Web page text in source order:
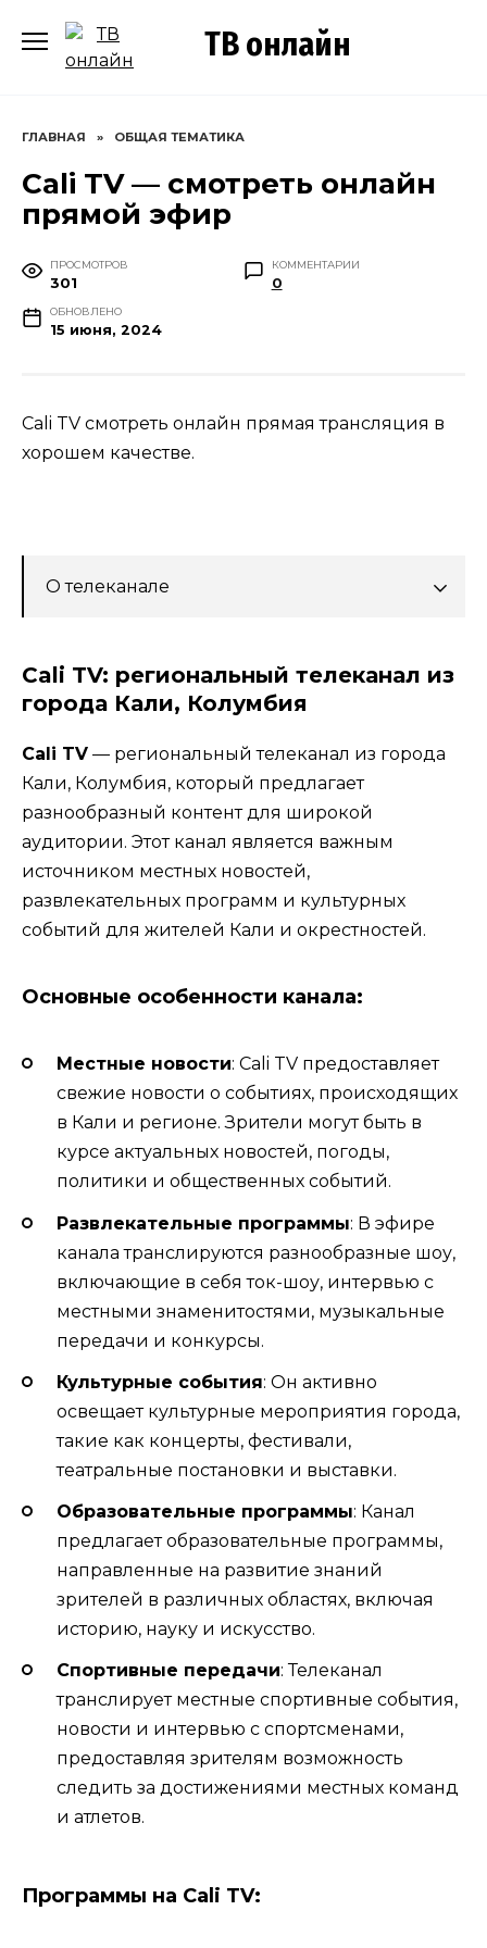
содержанию
ТВ онлайн
ГЛАВНАЯ » ОБЩАЯ ТЕМАТИКА
Cali TV — смотреть онлайн
прямой эфир
ПРОСМОТРОВ
301
КОММЕНТАРИИ
0
ОБНОВЛЕНО
15 июня, 2024
Cali TV смотреть онлайн прямая трансляция в
хорошем качестве.
О телеканале
Cali TV: региональный телеканал из
города Кали, Колумбия
Cali TV — региональный телеканал из города
Кали, Колумбия, который предлагает
разнообразный контент для широкой
аудитории. Этот канал является важным
источником местных новостей,
развлекательных программ и культурных
событий для жителей Кали и окрестностей.
Основные особенности канала:
Местные новости: Cali TV предоставляет
свежие новости о событиях, происходящих
в Кали и регионе. Зрители могут быть в
курсе актуальных новостей, погоды,
политики и общественных событий.
Развлекательные программы: В эфире
канала транслируются разнообразные шоу,
включающие в себя ток-шоу, интервью с
местными знаменитостями, музыкальные
передачи и конкурсы.
Культурные события: Он активно
освещает культурные мероприятия города,
такие как концерты, фестивали,
театральные постановки и выставки.
Образовательные программы: Канал
предлагает образовательные программы,
направленные на развитие знаний
зрителей в различных областях, включая
историю, науку и искусство.
Спортивные передачи: Телеканал
транслирует местные спортивные события,
новости и интервью с спортсменами,
предоставляя зрителям возможность
следить за достижениями местных команд
и атлетов.
Программы на Cali TV: